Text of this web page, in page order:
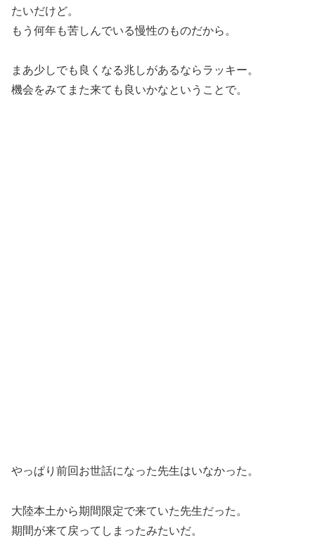
たいだけど。
もう何年も苦しんでいる慢性のものだから。
まあ少しでも良くなる兆しがあるならラッキー。
機会をみてまた来ても良いかなということで。
やっぱり前回お世話になった先生はいなかった。
大陸本土から期間限定で来ていた先生だった。
期間が来て戻ってしまったみたいだ。